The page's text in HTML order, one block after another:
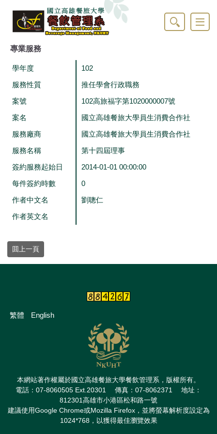
內專業服務
學年度
102
服務性質
推任學會行政職務
案號
102高旅福字第1020000007號
案名
國立高雄餐旅大學員生消費合作社
服務廠商
國立高雄餐旅大學員生消費合作社
服務名稱
第十四屆理事
簽約服務起始日
2014-01-01 00:00:00
每件簽約時數
0
作者中文名
劉聰仁
作者英文名
囬上一頁
繁體 English
本網站著作權屬於國立高雄餐旅大學餐飲管理系，版權所有。
電話：07-8060505 Ext.20301 傳真：07-8062371 地址：
812301高雄市小港區松和路一號
建議使用Google Chrome或Mozilla Firefox，並將螢幕解析度設定為
1024*768，以獲得最佳瀏覽效果